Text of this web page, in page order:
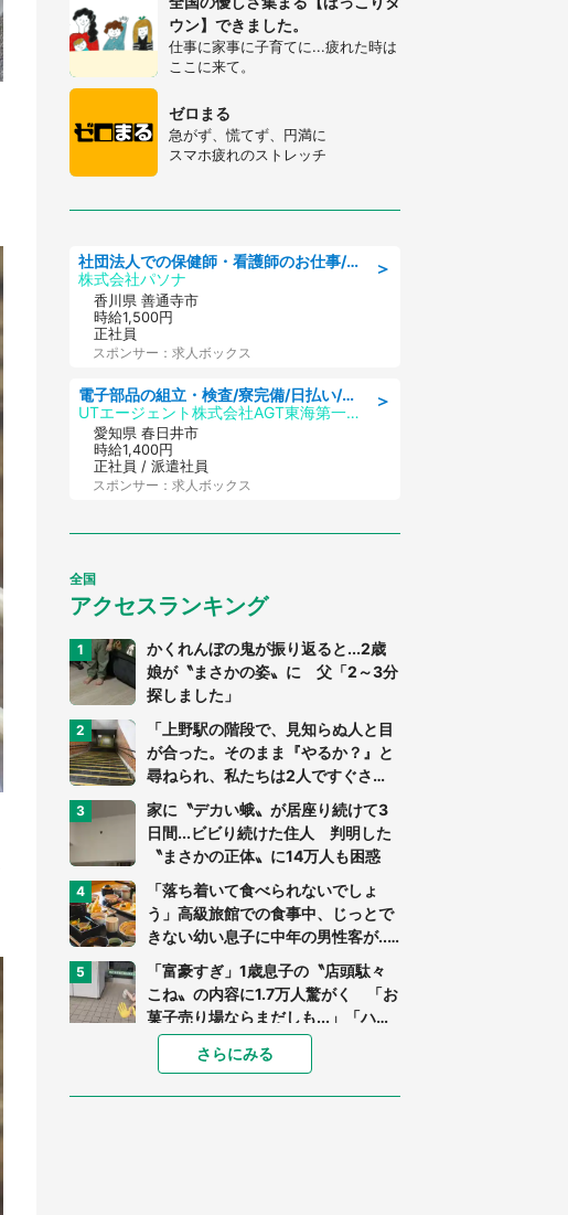
ウン】できました。
仕事に家事に子育てに...疲れた時は
ここに来て。
ゼロまる
急がず、慌てず、円満に
スマホ疲れのストレッチ
＞
社団法人での保健師・看護師のお仕事/未経験OK/要資格:普通免許、保健師、正看護師
株式会社パソナ
香川県 善通寺市
時給1,500円
正社員
スポンサー：求人ボックス
＞
電子部品の組立・検査/寮完備/日払い/工場・製造
UTエージェント株式会社AGT東海第一CU
愛知県 春日井市
時給1,400円
正社員 / 派遣社員
スポンサー：求人ボックス
全国
アクセスランキング
かくれんぼの鬼が振り返ると...2歳
娘が〝まさかの姿〟に 父「2～3分
探しました」
「上野駅の階段で、見知らぬ人と目
が合った。そのまま『やるか？』と
尋ねられ、私たちは2人ですぐさ
ま...」（茨城県・70代男性）
家に〝デカい蛾〟が居座り続けて3
日間...ビビり続けた住人 判明した
〝まさかの正体〟に14万人も困惑
「落ち着いて食べられないでしょ
う」高級旅館での食事中、じっとで
きない幼い息子に中年の男性客が...
（東京都・40代男性）
「富豪すぎ」1歳息子の〝店頭駄々
こね〟の内容に1.7万人驚がく 「お
菓子売り場ならまだしも...」「ハー
ドル高い」
あまりにも四角すぎる猫、激写され
る 「これもう座布団だろ」「食パ
ンの耳」と1.4万人困惑
さらにみる